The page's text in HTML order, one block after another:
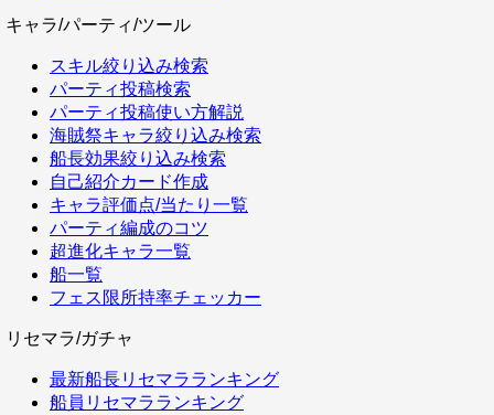
キャラ/パーティ/ツール
スキル絞り込み検索
パーティ投稿検索
パーティ投稿使い方解説
海賊祭キャラ絞り込み検索
船長効果絞り込み検索
自己紹介カード作成
キャラ評価点/当たり一覧
パーティ編成のコツ
超進化キャラ一覧
船一覧
フェス限所持率チェッカー
リセマラ/ガチャ
最新船長リセマラランキング
船員リセマラランキング